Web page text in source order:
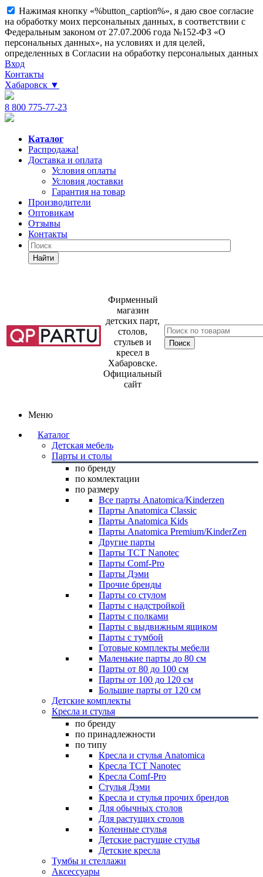
Нажимая кнопку «%button_caption%», я даю свое согласие
на обработку моих персональных данных, в соответствии с
Федеральным законом от 27.07.2006 года №152-ФЗ «О
персональных данных», на условиях и для целей,
определенных в Согласии на обработку персональных данных
Вход
Контакты
Хабаровск ▼
8 800 775-77-23
Каталог
Распродажа!
Доставка и оплата
Условия оплаты
Условия доставки
Гарантия на товар
Производители
Оптовикам
Отзывы
Контакты
Найти
Фирменный
магазин
детских парт,
столов,
стульев и
кресел в
Хабаровске.
Официальный
сайт
Меню
Каталог
Детская мебель
Парты и столы
по бренду
по комлектации
по размеру
Все парты Anatomica/Kinderzen
Парты Anatomica Classic
Парты Anatomica Kids
Парты Anatomica Premium/KinderZen
Другие парты
Парты TCT Nanotec
Парты Comf-Pro
Парты Дэми
Прочие бренды
Парты со стулом
Парты с надстройкой
Парты с полками
Парты с выдвижным ящиком
Парты с тумбой
Готовые комплекты мебели
Маленькие парты до 80 см
Парты от 80 до 100 см
Парты от 100 до 120 см
Большие парты от 120 см
Детские комплекты
Кресла и стулья
по бренду
по принадлежности
по типу
Кресла и стулья Anatomica
Кресла TCT Nanotec
Кресла Comf-Pro
Стулья Дэми
Кресла и стулья прочих брендов
Для обычных столов
Для растущих столов
Коленные стулья
Детские растущие стулья
Детские кресла
Тумбы и стеллажи
Аксессуары